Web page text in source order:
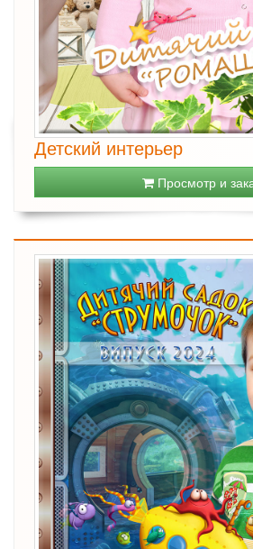
Детский интерьер
Просмотр и